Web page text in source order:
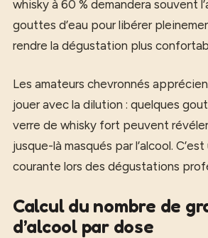
whisky à 60 % demandera souvent
gouttes d’eau pour libérer
rendre la dégustation plus
Les amateurs chevronnés
jouer avec la dilution : quelques
verre de whisky fort peuvent
jusque-là masqués par l’alcool.
courante lors des dégustations
Calcul du nombre de
d’alcool par dose